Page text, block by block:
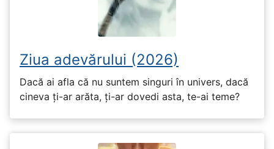
Ziua adevărului (2026)
Dacă ai afla că nu suntem singuri în univers, dacă
cineva ți-ar arăta, ți-ar dovedi asta, te-ai teme?